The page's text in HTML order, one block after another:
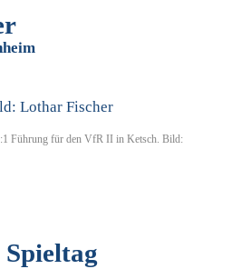
r
heim
Führung für den VfR II in Ketsch. Bild: